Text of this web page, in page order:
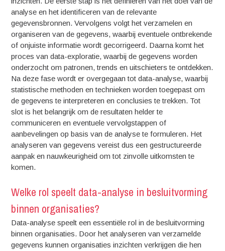
analyse en het identificeren van de relevante
gegevensbronnen. Vervolgens volgt het verzamelen en
organiseren van de gegevens, waarbij eventuele ontbrekende
of onjuiste informatie wordt gecorrigeerd. Daarna komt het
proces van data-exploratie, waarbij de gegevens worden
onderzocht om patronen, trends en uitschieters te ontdekken.
Na deze fase wordt er overgegaan tot data-analyse, waarbij
statistische methoden en technieken worden toegepast om
de gegevens te interpreteren en conclusies te trekken. Tot
slot is het belangrijk om de resultaten helder te
communiceren en eventuele vervolgstappen of
aanbevelingen op basis van de analyse te formuleren. Het
analyseren van gegevens vereist dus een gestructureerde
aanpak en nauwkeurigheid om tot zinvolle uitkomsten te
komen.
Welke rol speelt data-analyse in besluitvorming
binnen organisaties?
Data-analyse speelt een essentiële rol in de besluitvorming
binnen organisaties. Door het analyseren van verzamelde
gegevens kunnen organisaties inzichten verkrijgen die hen